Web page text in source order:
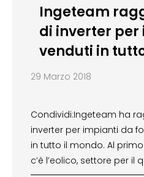
Ingeteam
di inverter per
venduti in
29 Marzo 2018
Condividi:Ingeteam ha
inverter per impianti da
in tutto il mondo. Al
c’è l’eolico, settore per il